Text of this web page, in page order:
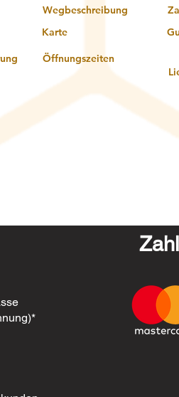
Wegbeschreibung
Karte
Öffnungszeiten